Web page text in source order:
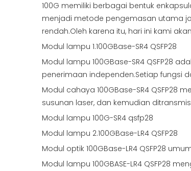
100G memiliki berbagai bentuk
menjadi metode pengemasan utama
rendah.Oleh karena itu, hari ini kami
Modul lampu 1.100GBase-SR4 QSFP28
Modul lampu 100GBase-SR4 QSFP28
penerimaan independen.Setiap fungsi
Modul cahaya 100GBase-SR4
susunan laser, dan kemudian
Modul lampu 100G-SR4 qsfp28
Modul lampu 2.100GBase-LR4 QSFP28
Modul optik 100GBase-LR4 QSFP28
Modul lampu 100GBASE-LR4 QSFP28